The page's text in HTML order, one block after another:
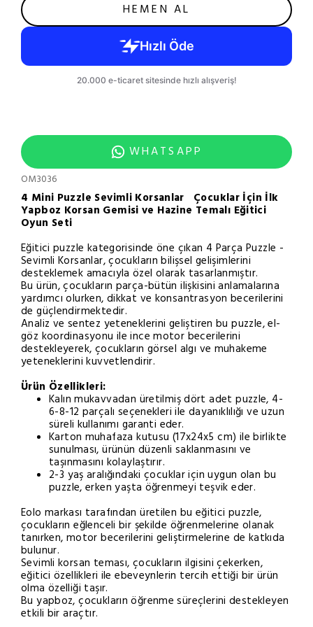
HEMEN AL
WHATSAPP
OM3036
4 Mini Puzzle Sevimli Korsanlar Çocuklar İçin İlk
Yapboz Korsan Gemisi ve Hazine Temalı Eğitici
Oyun Seti
Eğitici puzzle kategorisinde öne çıkan 4 Parça Puzzle -
Sevimli Korsanlar, çocukların bilişsel gelişimlerini
desteklemek amacıyla özel olarak tasarlanmıştır.
Bu ürün, çocukların parça-bütün ilişkisini anlamalarına
yardımcı olurken, dikkat ve konsantrasyon becerilerini
de güçlendirmektedir.
Analiz ve sentez yeteneklerini geliştiren bu puzzle, el-
göz koordinasyonu ile ince motor becerilerini
destekleyerek, çocukların görsel algı ve muhakeme
yeteneklerini kuvvetlendirir.
Ürün Özellikleri:
Kalın mukavvadan üretilmiş dört adet puzzle, 4-
6-8-12 parçalı seçenekleri ile dayanıklılığı ve uzun
süreli kullanımı garanti eder.
Karton muhafaza kutusu (17x24x5 cm) ile birlikte
sunulması, ürünün düzenli saklanmasını ve
taşınmasını kolaylaştırır.
2-3 yaş aralığındaki çocuklar için uygun olan bu
puzzle, erken yaşta öğrenmeyi teşvik eder.
Eolo markası tarafından üretilen bu eğitici puzzle,
çocukların eğlenceli bir şekilde öğrenmelerine olanak
tanırken, motor becerilerini geliştirmelerine de katkıda
bulunur.
Sevimli korsan teması, çocukların ilgisini çekerken,
eğitici özellikleri ile ebeveynlerin tercih ettiği bir ürün
olma özelliği taşır.
Bu yapboz, çocukların öğrenme süreçlerini destekleyen
etkili bir araçtır.